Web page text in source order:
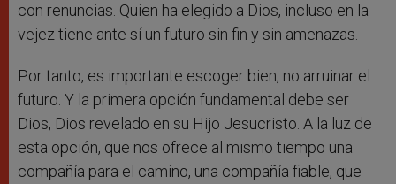
con renuncias. Quien ha elegido a Dios, incluso en la
vejez tiene ante sí un futuro sin fin y sin amenazas.
Por tanto, es importante escoger bien, no arruinar el
futuro. Y la primera opción fundamental debe ser
Dios, Dios revelado en su Hijo Jesucristo. A la luz de
esta opción, que nos ofrece al mismo tiempo una
compañía para el camino, una compañía fiable, que